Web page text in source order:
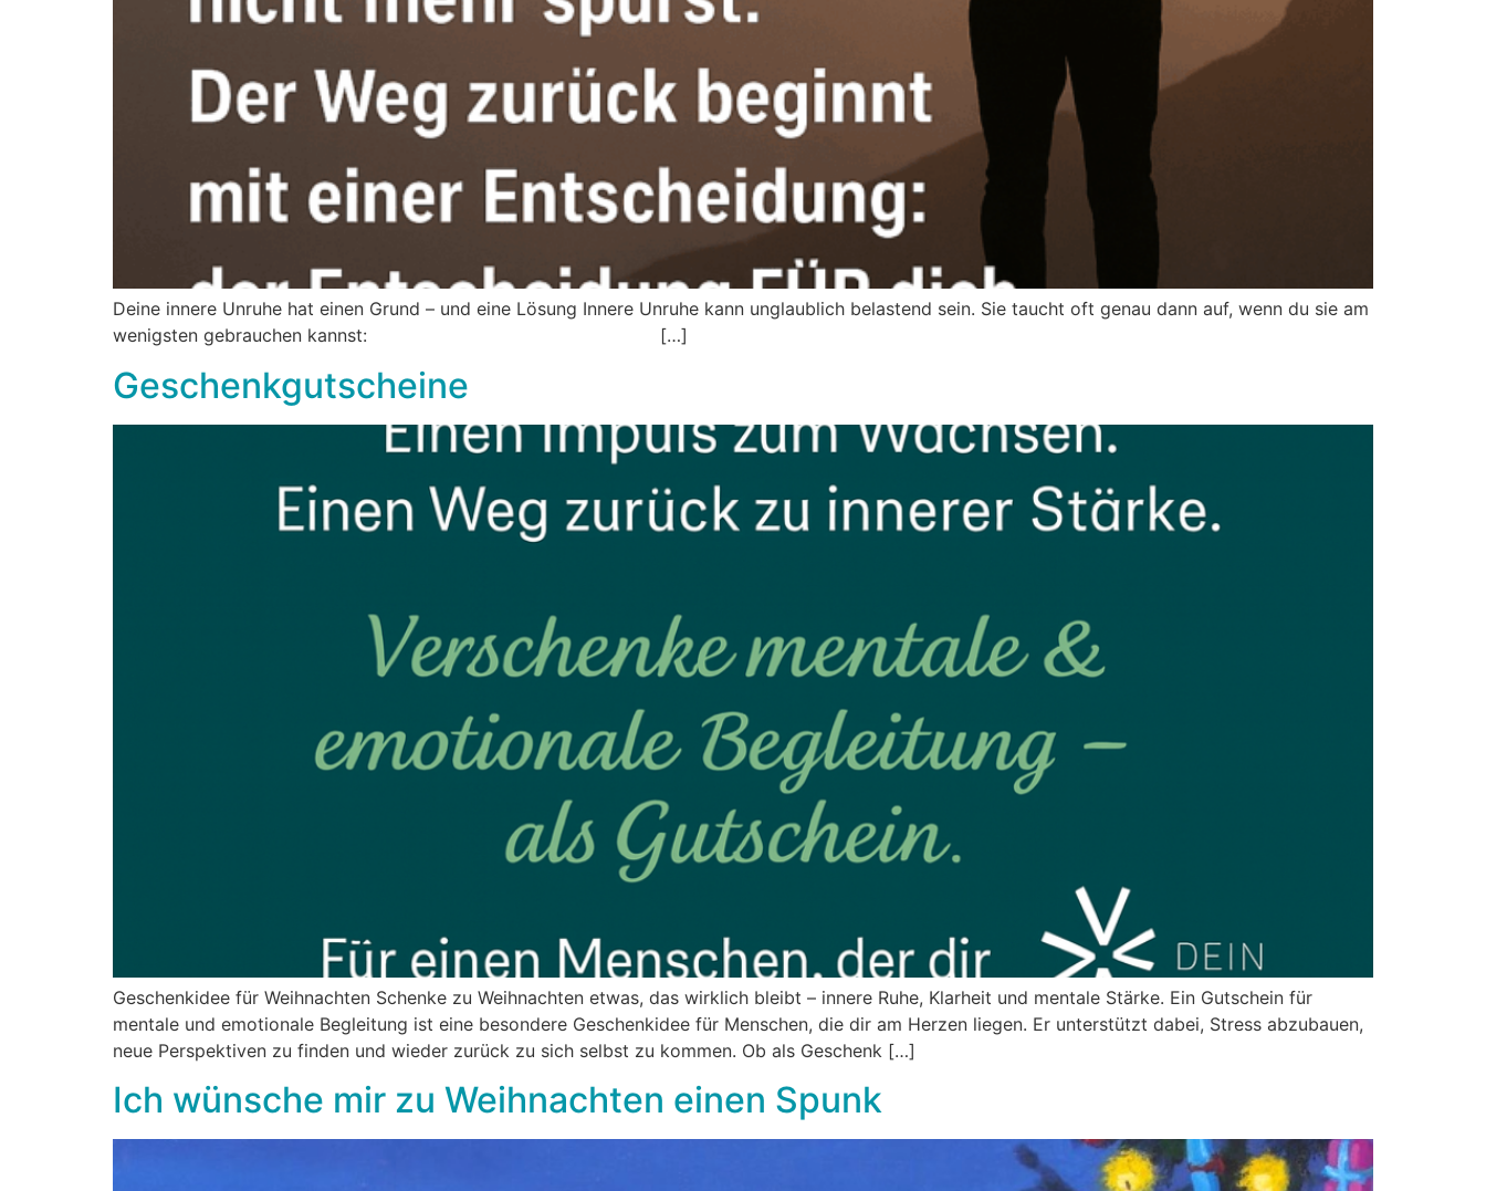
Deine innere Unruhe hat einen Grund – und eine Lösung Innere Unruhe kann unglaublich belastend sein. Sie taucht oft genau dann auf, wenn du sie am
wenigsten gebrauchen kannst: […]
Geschenkgutscheine
Geschenkidee für Weihnachten Schenke zu Weihnachten etwas, das wirklich bleibt – innere Ruhe, Klarheit und mentale Stärke. Ein Gutschein für
mentale und emotionale Begleitung ist eine besondere Geschenkidee für Menschen, die dir am Herzen liegen. Er unterstützt dabei, Stress abzubauen,
neue Perspektiven zu finden und wieder zurück zu sich selbst zu kommen. Ob als Geschenk […]
Ich wünsche mir zu Weihnachten einen Spunk